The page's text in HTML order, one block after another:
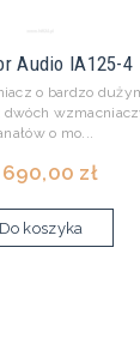
Audio IA125-4
o bardzo
o mo...
zł
Do koszyka